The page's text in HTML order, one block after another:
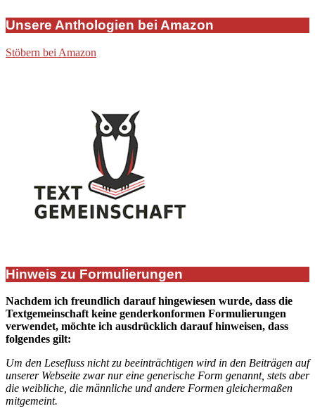
Unsere Anthologien bei Amazon
Stöbern bei Amazon
Hinweis zu Formulierungen
Nachdem ich freundlich darauf hingewiesen wurde, dass die
Textgemeinschaft keine genderkonformen Formulierungen
verwendet, möchte ich ausdrücklich darauf hinweisen, dass
folgendes gilt:
Um den Lesefluss nicht zu beeinträchtigen wird in den Beiträgen auf
unserer Webseite zwar nur eine generische Form genannt, stets aber
die weibliche, die männliche und andere Formen gleichermaßen
mitgemeint.